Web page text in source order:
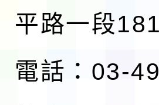
平路一段
電話：03-